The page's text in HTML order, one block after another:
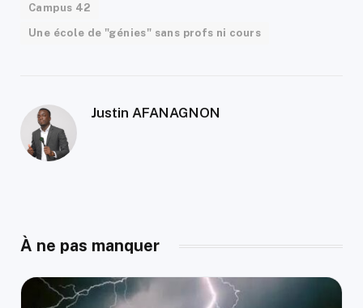
Campus 42
Une école de "génies" sans profs ni cours
Justin AFANAGNON
À ne pas manquer